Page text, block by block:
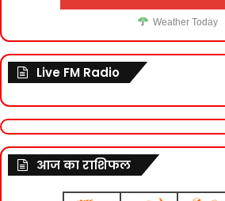
Weather Today
Live FM Radio
आज का राशिफल